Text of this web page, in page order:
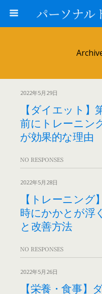
2022年5月29日
【ダイエット】
前にトレーニン
が効果的な理由
NO RESPONSES
2022年5月28日
【トレーニン
時にかかとが浮
と改善方法
NO RESPONSES
2022年5月26日
【栄養・食事】